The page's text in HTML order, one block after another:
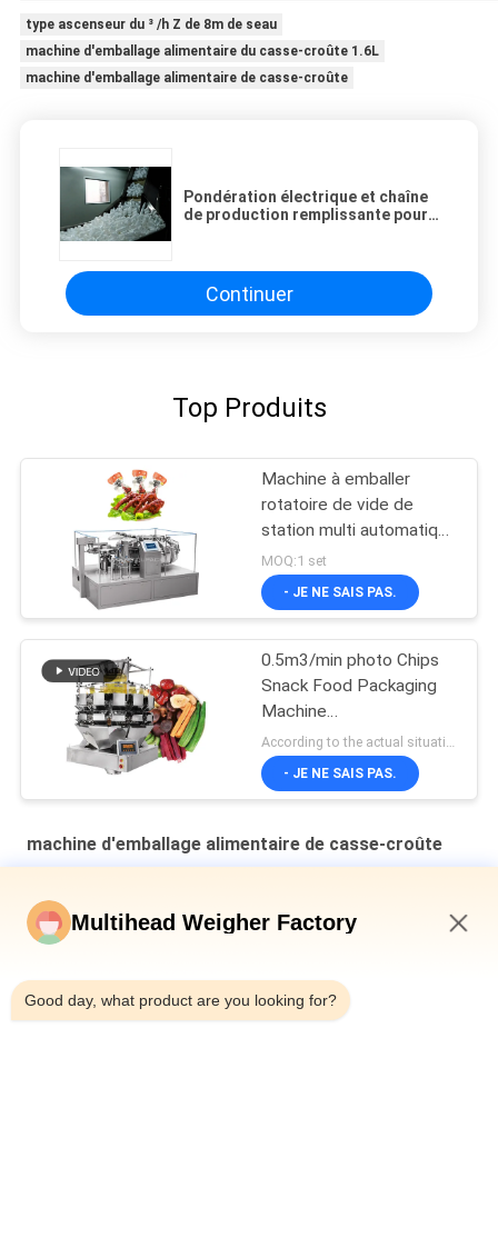
type ascenseur du ³ /h Z de 8m de seau
machine d'emballage alimentaire du casse-croûte 1.6L
machine d'emballage alimentaire de casse-croûte
Pondération électrique et chaîne
de production remplissante pour
Continuer
Top Produits
Machine à emballer
rotatoire de vide de
station multi automatique
pour le casse-croûte
MOQ:1 set
- JE NE SAIS PAS.
0.5m3/min photo Chips
Snack Food Packaging
Machine
L1400*W1000*H1800mm
- JE NE SAIS PAS.
machine d'emballage alimentaire de casse-croûte
cajou
Le système de contrôle mou de PLC d'acier inoxydable Sugar
Multihead Weigher Factory
Good day, what product are you looking for?